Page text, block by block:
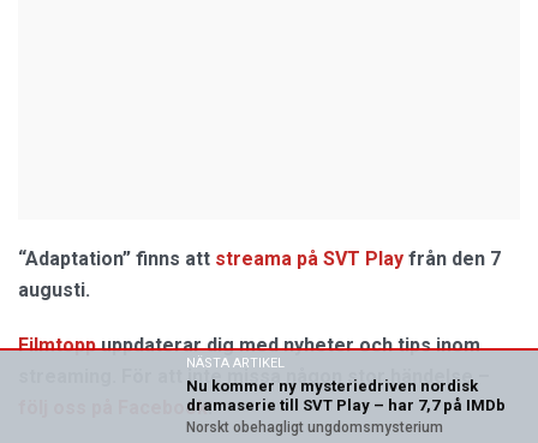
“Adaptation” finns att streama på SVT Play från den 7
augusti.
Filmtoppuppdaterar dig med nyheter och tips inom
streaming. För att inte missa någon stor händelse –
följ oss på Facebook.
NÄSTA ARTIKEL
Nu kommer ny mysteriedriven nordisk
dramaserie till SVT Play – har 7,7 på IMDb
Norskt obehagligt ungdomsmysterium